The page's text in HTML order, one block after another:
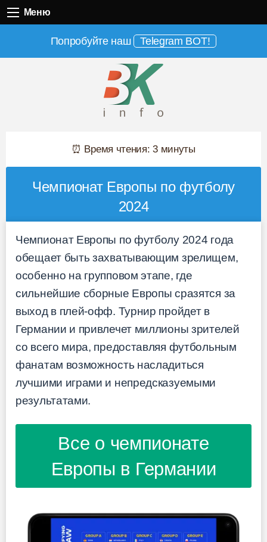
Меню
Попробуйте наш Telegram BOT!
⏰ Время чтения: 3 минуты
Чемпионат Европы по футболу
2024
Чемпионат Европы по футболу 2024 года
обещает быть захватывающим зрелищем,
особенно на групповом этапе, где
сильнейшие сборные Европы сразятся за
выход в плей-офф. Турнир пройдет в
Германии и привлечет миллионы зрителей
со всего мира, предоставляя футбольным
фанатам возможность насладиться
лучшими играми и непредсказуемыми
результатами.
Все о чемпионате
Европы в Германии